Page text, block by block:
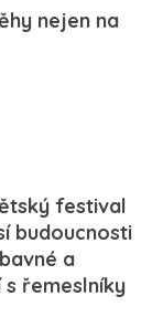
nejen na
festival
budoucnosti
a
s řemeslníky